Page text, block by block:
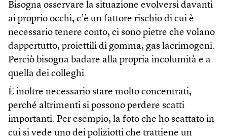
Bisogna osservare la situazione evolversi davanti
ai proprio occhi, c’è un fattore rischio di cui è
necessario tenere conto, ci sono pietre che volano
dappertutto, proiettili di gomma, gas lacrimogeni.
Perciò bisogna badare alla propria incolumità e a
quella dei colleghi.
È inoltre necessario stare molto concentrati,
perché altrimenti si possono perdere scatti
importanti. Per esempio, la foto che ho scattato in
cui si vede uno dei poliziotti che trattiene un